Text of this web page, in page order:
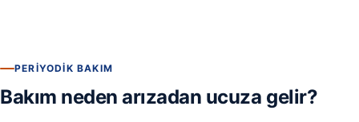
PERIYODIK BAKIM
Bakım neden arızadan ucuza gelir?